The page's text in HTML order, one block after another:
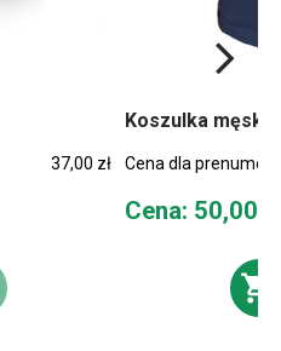
37,00 zł
DO KOSZYKA
DO
Koszulka męska
Cena dla
Cena
Cena: 50,00